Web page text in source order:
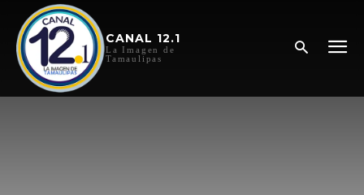
CANAL 12.1
La Imagen de
Tamaulipas